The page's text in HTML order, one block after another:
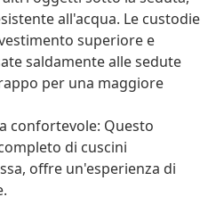
all'acqua. Le custodie
superiore e
saldamente alle sedute
per una maggiore
confortevole: Questo
di cuscini
offre un'esperienza di